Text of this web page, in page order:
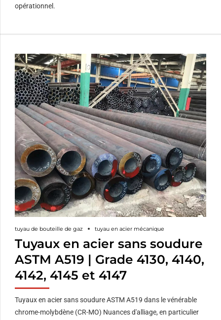
opérationnel.
tuyau de bouteille de gaz tuyau en acier mécanique
Tuyaux en acier sans soudure
ASTM A519 | Grade 4130, 4140,
4142, 4145 et 4147
Tuyaux en acier sans soudure ASTM A519 dans le vénérable
chrome-molybdène (CR-MO) Nuances d'alliage, en particulier